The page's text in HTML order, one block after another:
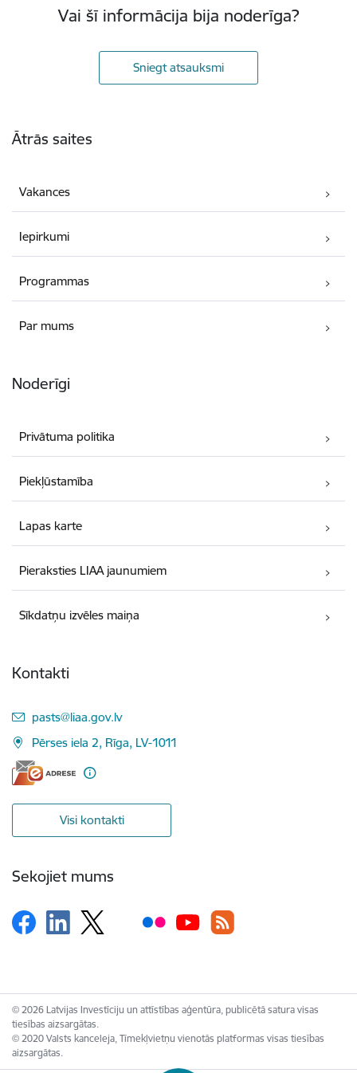
Vai šī informācija bija noderīga?
Sniegt atsauksmi
Ātrās saites
Vakances
Iepirkumi
Programmas
Par mums
Noderīgi
Privātuma politika
Piekļūstamība
Lapas karte
Pieraksties LIAA jaunumiem
Sīkdatņu izvēles maiņa
Kontakti
E-pasts:
pasts@liaa.gov.lv
Pērses iela 2, Rīga, LV-1011
Visi kontakti
Sekojiet mums
© 2026 Latvijas Investīciju un attīstības aģentūra, publicētā satura visas
tiesības aizsargātas.
© 2020 Valsts kanceleja, Tīmekļvietņu vienotās platformas visas tiesības
aizsargātas.